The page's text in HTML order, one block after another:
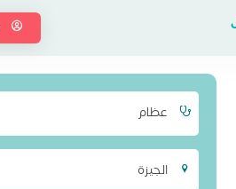
عظام
الجيزة